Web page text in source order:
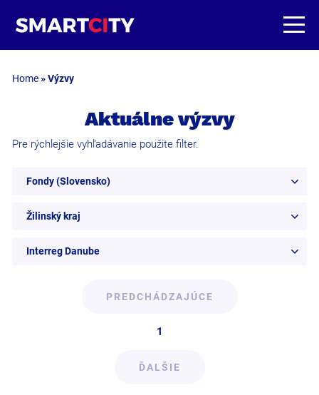
Home»Výzvy
Aktuálne výzvy
Pre rýchlejšie vyhľadávanie použite filter.
Fondy (Slovensko)
Žilinský kraj
Interreg Danube
PREDCHÁDZAJÚCE
1
ĎALŠIE